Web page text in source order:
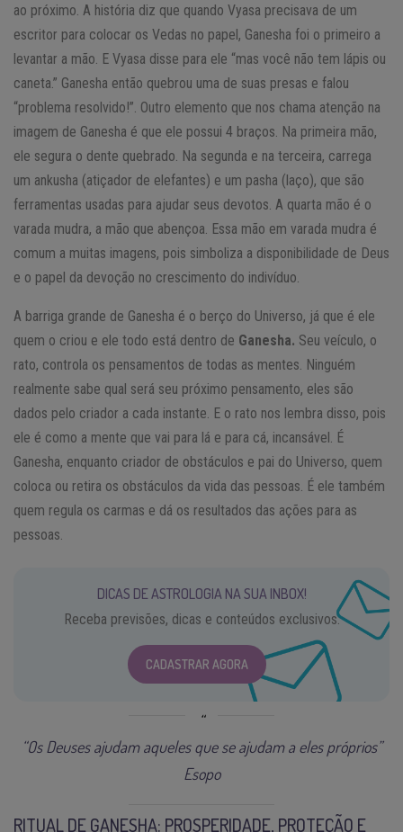
ao próximo. A história diz que quando Vyasa precisava de um
escritor para colocar os Vedas no papel, Ganesha foi o primeiro a
levantar a mão. E Vyasa disse para ele “mas você não tem lápis ou
caneta.” Ganesha então quebrou uma de suas presas e falou
“problema resolvido!”. Outro elemento que nos chama atenção na
imagem de Ganesha é que ele possui 4 braços. Na primeira mão,
ele segura o dente quebrado. Na segunda e na terceira, carrega
um ankusha (atiçador de elefantes) e um pasha (laço), que são
ferramentas usadas para ajudar seus devotos. A quarta mão é o
varada mudra, a mão que abençoa. Essa mão em varada mudra é
comum a muitas imagens, pois simboliza a disponibilidade de Deus
e o papel da devoção no crescimento do indivíduo.
A barriga grande de Ganesha é o berço do Universo, já que é ele
quem o criou e ele todo está dentro de Ganesha. Seu veículo, o
rato, controla os pensamentos de todas as mentes. Ninguém
realmente sabe qual será seu próximo pensamento, eles são
dados pelo criador a cada instante. E o rato nos lembra disso, pois
ele é como a mente que vai para lá e para cá, incansável. É
Ganesha, enquanto criador de obstáculos e pai do Universo, quem
coloca ou retira os obstáculos da vida das pessoas. É ele também
quem regula os carmas e dá os resultados das ações para as
pessoas.
DICAS DE ASTROLOGIA NA SUA INBOX!
Receba previsões, dicas e conteúdos exclusivos.
CADASTRAR AGORA
“Os Deuses ajudam aqueles que se ajudam a eles próprios”
Esopo
RITUAL DE GANESHA: PROSPERIDADE, PROTEÇÃO E